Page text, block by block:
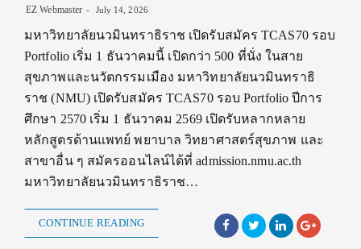
EZ Webmaster July 14, 2026
มหาวิทยาลัยนวมินทราธิราช เปิดรับสมัคร TCAS70 รอบ
Portfolio เริ่ม 1 ธันวาคมนี้ เปิดกว่า 500 ที่นั่ง ในสาย
สุขภาพและนวัตกรรมเมือง มหาวิทยาลัยนวมินทราธิ
ราช (NMU) เปิดรับสมัคร TCAS70 รอบ Portfolio ปีการ
ศึกษา 2570 เริ่ม 1 ธันวาคม 2569 เปิดรับหลากหลาย
หลักสูตรด้านแพทย์ พยาบาล วิทยาศาสตร์สุขภาพ และ
สาขาอื่น ๆ สมัครออนไลน์ได้ที่ admission.nmu.ac.th
มหาวิทยาลัยนวมินทราธิราช…
CONTINUE READING